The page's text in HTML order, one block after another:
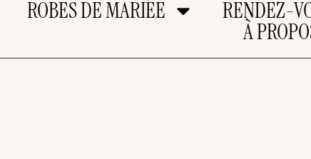
ROBES DE MARIÉE RENDEZ-
À